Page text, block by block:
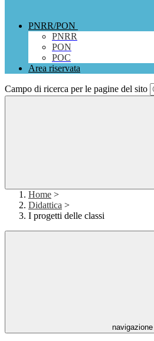
PNRR/PON
PNRR
PON
POC
Area riservata
Campo di ricerca per le pagine del sito
Home >
Didattica >
I progetti delle classi
navigazione